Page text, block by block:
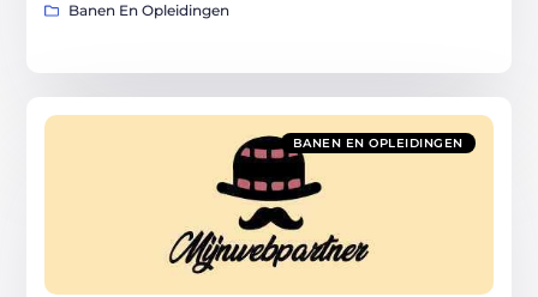
Banen En Opleidingen
BANEN EN OPLEIDINGEN